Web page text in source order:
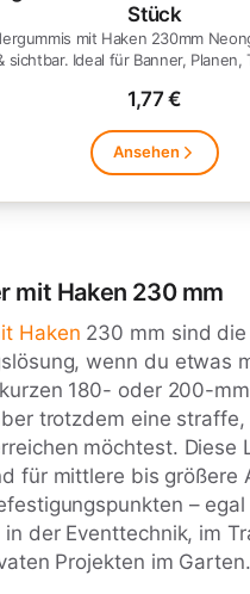
Stück
mit Haken 230mm
Ideal für Banner, Planen,
1,77 €
Ansehen
mit Haken 230 mm
Haken 230 mm sind
wenn du etwas
180- oder 200-
trotzdem eine straffe,
möchtest. Diese
für mittlere bis größere
–
in der Eventtechnik, im
Projekten im Garten.